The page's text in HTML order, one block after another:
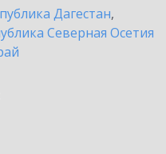
Дагестан,
Северная Осетия